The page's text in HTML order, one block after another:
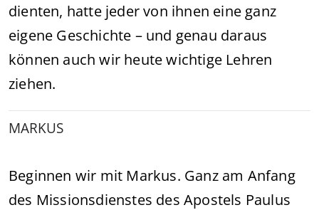
dienten, hatte jeder von ihnen eine ganz
eigene Geschichte – und genau daraus
können auch wir heute wichtige Lehren
ziehen.
MARKUS
Beginnen wir mit Markus. Ganz am Anfang
des Missionsdienstes des Apostels Paulus